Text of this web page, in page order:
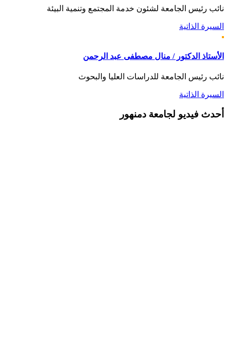
نائب رئيس الجامعة لشئون خدمة المجتمع وتنمية البيئة
السيرة الذاتية
الأستاذ الدكتور / منال مصطفى عبد الرحمن
نائب رئيس الجامعة للدراسات العليا والبحوث
السيرة الذاتية
أحدث فيديو لجامعة دمنهور